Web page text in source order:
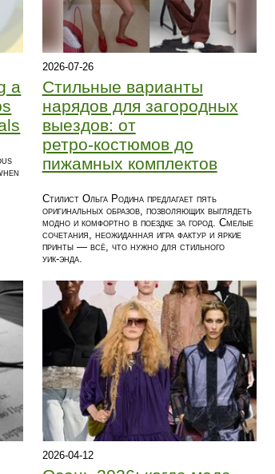
a
2026-07-26
Стильные варианты
нарядов для загородных
выездов: от
ретро‑костюмов до
пижамных комплектов
Стилист Ольга Родина предлагает пять
оригинальных образов, позволяющих выглядеть
модно и комфортно в поездке за город. Смелые
сочетания, неожиданная игра фактур и яркие
принты — всё, что нужно для стильного
уик‑энда.
2026-04-12